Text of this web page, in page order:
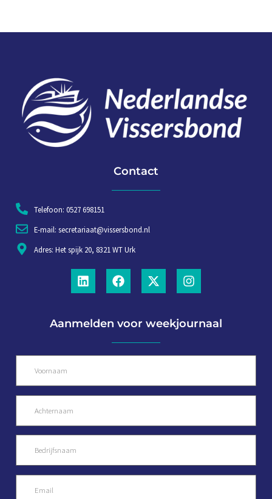
Contact
Telefoon: 0527 698151
E-mail: secretariaat@vissersbond.nl
Adres: Het spijk 20, 8321 WT Urk
Aanmelden voor weekjournaal